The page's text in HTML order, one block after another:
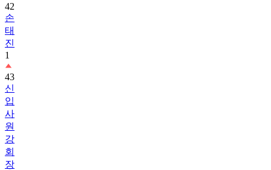
42
손
태
진
1
43
신
입
사
원
강
회
장